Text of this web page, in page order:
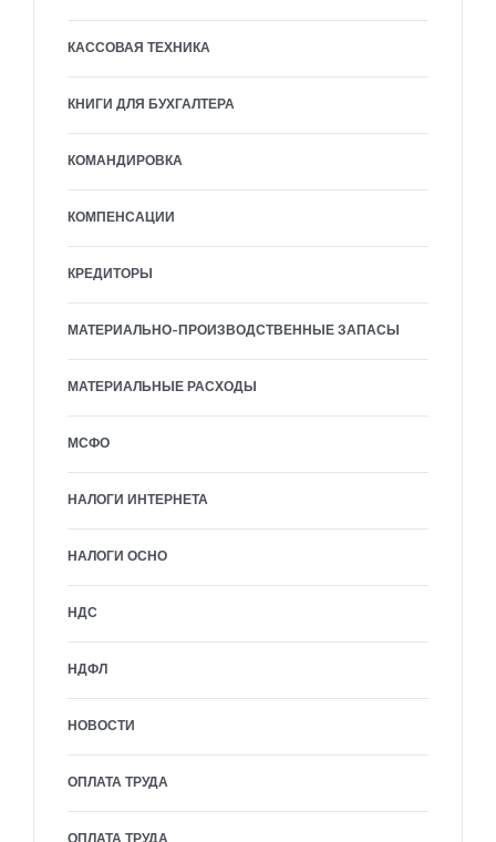
КАССОВАЯ ТЕХНИКА
КНИГИ ДЛЯ БУХГАЛТЕРА
КОМАНДИРОВКА
КОМПЕНСАЦИИ
КРЕДИТОРЫ
МАТЕРИАЛЬНО-ПРОИЗВОДСТВЕННЫЕ ЗАПАСЫ
МАТЕРИАЛЬНЫЕ РАСХОДЫ
МСФО
НАЛОГИ ИНТЕРНЕТА
НАЛОГИ ОСНО
НДС
НДФЛ
НОВОСТИ
ОПЛАТА ТРУДА
ОПЛАТА ТРУДА